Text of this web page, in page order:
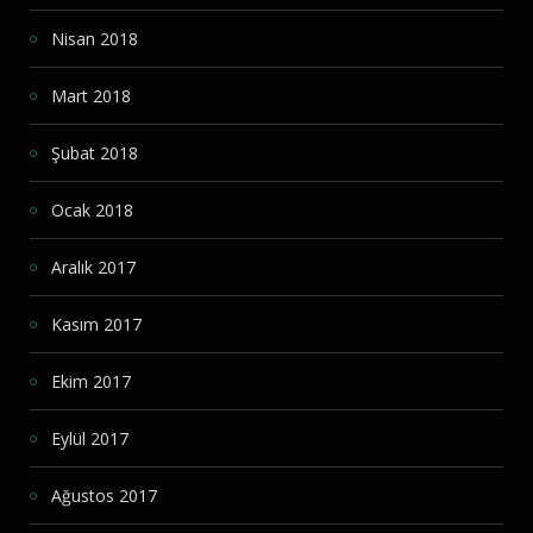
Nisan 2018
Mart 2018
Şubat 2018
Ocak 2018
Aralık 2017
Kasım 2017
Ekim 2017
Eylül 2017
Ağustos 2017